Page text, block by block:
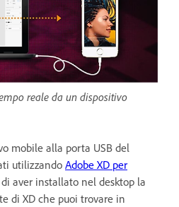
reale da un dispositivo
mobile alla porta USB del
utilizzando Adobe XD per
aver installato nel desktop la
di XD che puoi trovare in